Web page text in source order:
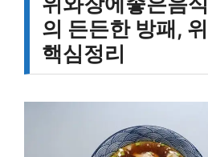
의 든든한 방패,
핵심정리